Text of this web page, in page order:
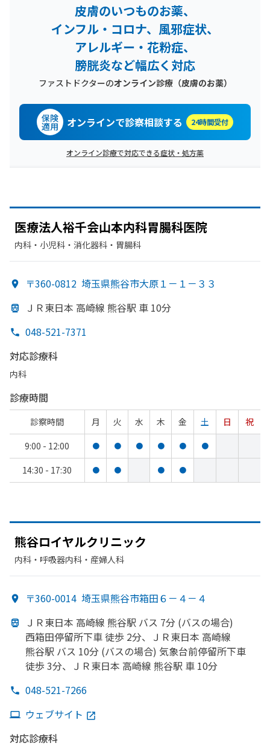
皮膚のいつものお薬、
インフル・コロナ、風邪症状、
アレルギー・花粉症、
膀胱炎など幅広く対応
ファストドクターのオンライン診療（皮膚のお薬）
保険
適用 オンラインで診察相談する 24時間受付
オンライン診療で対応できる症状・処方薬
医療法人裕千会山本内科胃腸科医院
内科・​小児科・​消化器科・​胃腸科
〒360-0812 埼玉県熊谷市大原１－１－３３
ＪＲ東日本 高崎線 熊谷駅 車 10分
048-521-7371
対応診療科
内科
診療時間
診察時間 月 火 水 木 金 土 日
祝
9:00 - 12:00
● ● ● ● ● ●
14:30 - 17:30 ● ● ● ●
熊谷ロイヤルクリニック
内科・​呼吸器内科・​産婦人科
〒360-0014 埼玉県熊谷市箱田６－４－４
ＪＲ東日本 高崎線 熊谷駅 バス 7分 (バスの場合)
西箱田停留所下車 徒歩 2分、 ＪＲ東日本 高崎線
熊谷駅 バス 10分 (バスの場合) 気象台前停留所下車
徒歩 3分、 ＪＲ東日本 高崎線 熊谷駅 車 10分
048-521-7266
ウェブサイト
対応診療科